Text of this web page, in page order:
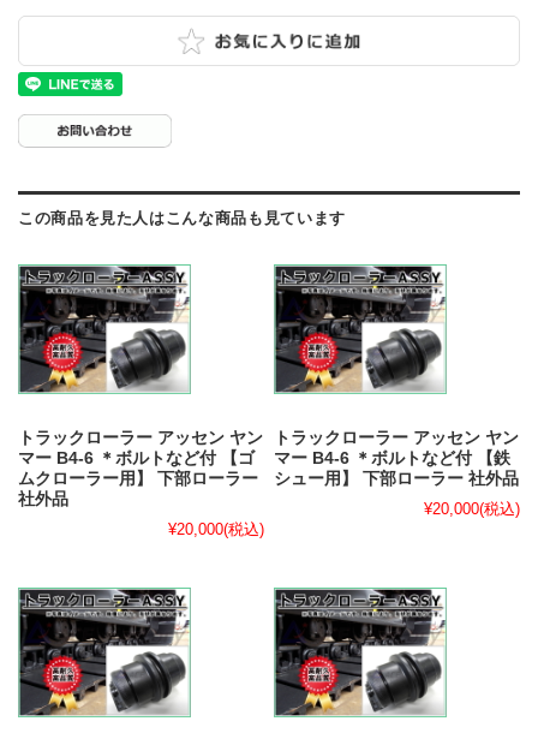
この商品を見た人はこんな商品も見ています
トラックローラー アッセン ヤン
マー B4-6 ＊ボルトなど付 【ゴ
ムクローラー用】 下部ローラー
社外品
¥20,000(税込)
トラックローラー アッセン ヤン
マー B4-6 ＊ボルトなど付 【鉄
シュー用】 下部ローラー 社外品
¥20,000(税込)